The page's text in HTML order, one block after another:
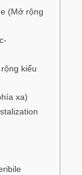
(Mở rộng
kiểu
xa)